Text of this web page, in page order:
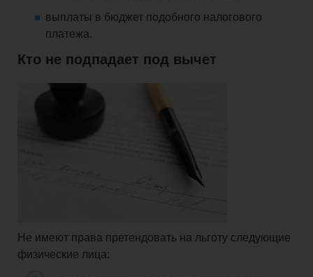
выплаты в бюджет подобного налогового
платежа.
Кто не подпадает под вычет
Не имеют права претендовать на льготу следующие
физические лица: